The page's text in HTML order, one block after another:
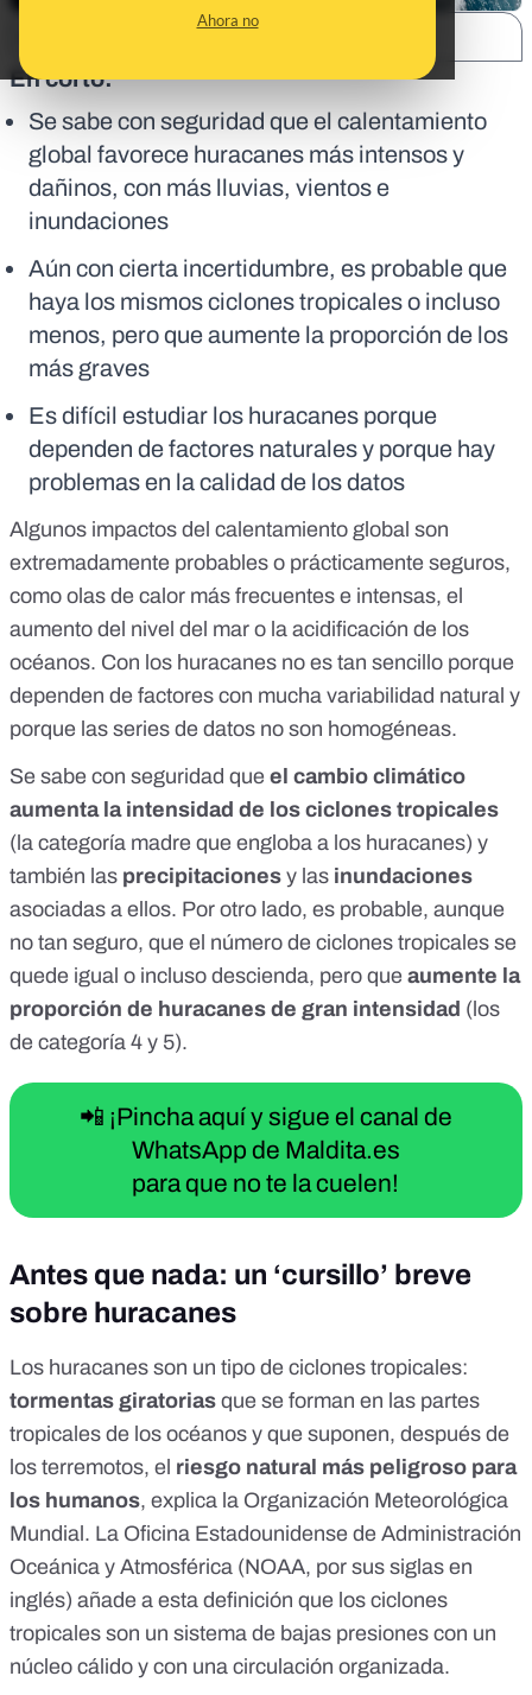
Ahora no
En corto:
Se sabe con seguridad que el calentamiento
global favorece huracanes más intensos y
dañinos, con más lluvias, vientos e
inundaciones
Aún con cierta incertidumbre, es probable que
haya los mismos ciclones tropicales o incluso
menos, pero que aumente la proporción de los
más graves
Es difícil estudiar los huracanes porque
dependen de factores naturales y porque hay
problemas en la calidad de los datos
Algunos impactos del calentamiento global son
extremadamente probables o prácticamente seguros,
como olas de calor más frecuentes e intensas, el
aumento del nivel del mar o la acidificación de los
océanos. Con los huracanes no es tan sencillo porque
dependen de factores con mucha variabilidad natural y
porque las series de datos no son homogéneas.
Se sabe con seguridad que el cambio climático
aumenta la intensidad de los ciclones tropicales
(la categoría madre que engloba a los huracanes) y
también las precipitaciones y las inundaciones
asociadas a ellos. Por otro lado, es probable, aunque
no tan seguro, que el número de ciclones tropicales se
quede igual o incluso descienda, pero que aumente la
proporción de huracanes de gran intensidad (los
de categoría 4 y 5).
📲 ¡Pincha aquí y sigue el canal de
WhatsApp de Maldita.es
para que no te la cuelen!
Antes que nada: un ‘cursillo’ breve
sobre huracanes
Los huracanes son un tipo de ciclones tropicales:
tormentas giratorias que se forman en las partes
tropicales de los océanos y que suponen, después de
los terremotos, el riesgo natural más peligroso para
los humanos, explica la Organización Meteorológica
Mundial . La Oficina Estadounidense de Administración
Oceánica y Atmosférica (NOAA, por sus siglas en
inglés) añade a esta definición que los ciclones
tropicales son un sistema de bajas presiones con un
núcleo cálido y con una circulación organizada.